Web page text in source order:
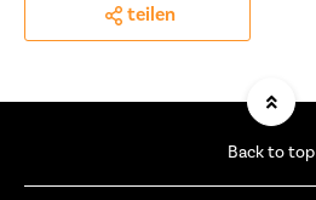
teilen
Back to top